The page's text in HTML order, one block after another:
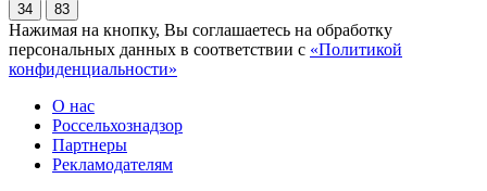
34 83
Нажимая на кнопку, Вы соглашаетесь на обработку
персональных данных в соответствии с «Политикой
конфиденциальности»
О нас
Россельхознадзор
Партнеры
Рекламодателям